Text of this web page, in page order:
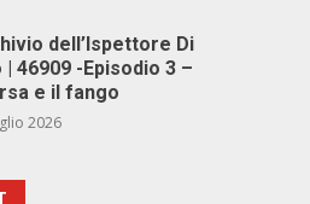
dell’Ispettore Di
| 46909 -Episodio 3 –
e il fango
2026